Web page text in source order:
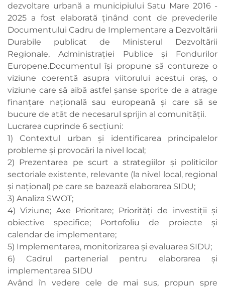
dezvoltare urbană a municipiului Satu Mare 2016 -
2025 a fost elaborată ţinând cont de prevederile
Documentului Cadru de Implementare a Dezvoltării
Durabile publicat de Ministerul Dezvoltării
Regionale, Administraţiei Publice şi Fondurilor
Europene.Documentul îşi propune să contureze o
viziune coerentă asupra viitorului acestui oraş, o
viziune care să aibă astfel şanse sporite de a atrage
finanţare naţională sau europeană şi care să se
bucure de atât de necesarul sprijin al comunităţii.
Lucrarea cuprinde 6 secţiuni:
1) Contextul urban şi identificarea principalelor
probleme şi provocări la nivel local;
2) Prezentarea pe scurt a strategiilor şi politicilor
sectoriale existente, relevante (la nivel local, regional
şi naţional) pe care se bazează elaborarea SIDU;
3) Analiza SWOT;
4) Viziune; Axe Prioritare; Priorităţi de investiţii şi
obiective specifice; Portofoliu de proiecte şi
calendar de implementare;
5) Implementarea, monitorizarea şi evaluarea SIDU;
6) Cadrul partenerial pentru elaborarea şi
implementarea SIDU
Având în vedere cele de mai sus, propun spre